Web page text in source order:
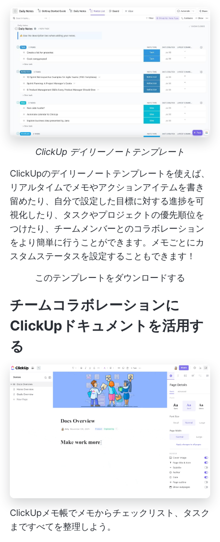
ClickUp デイリーノートテンプレート
ClickUpのデイリーノートテンプレートを使えば、
リアルタイムでメモやアクションアイテムを書き
留めたり、自分で設定した目標に対する進捗を可
視化したり、タスクやプロジェクトの優先順位を
つけたり、チームメンバーとのコラボレーション
をより簡単に行うことができます。メモごとにカ
スタムステータスを設定することもできます！
このテンプレートをダウンロードする
チームコラボレーションに
ClickUpドキュメントを活用す
る
ClickUpメモ帳でメモからチェックリスト、タスク
まですべてを整理しよう。